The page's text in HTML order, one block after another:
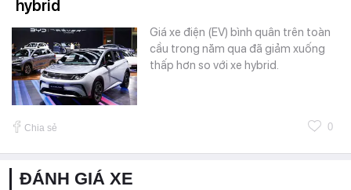
hybrid
Giá xe điện (EV) bình quân trên toàn
cầu trong năm qua đã giảm xuống
thấp hơn so với xe hybrid.
Chia sẻ 0
ĐÁNH GIÁ XE